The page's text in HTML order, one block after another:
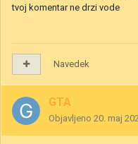
tvoj komentar ne drzi vode
Navedek
GTA
Objavljeno 20. maj